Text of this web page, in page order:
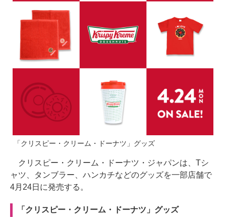
「クリスピー・クリーム・ドーナツ」グッズ
クリスピー・クリーム・ドーナツ・ジャパンは、Tシ
ャツ、タンブラー、ハンカチなどのグッズを一部店舗で
4月24日に発売する。
「クリスピー・クリーム・ドーナツ」グッズ